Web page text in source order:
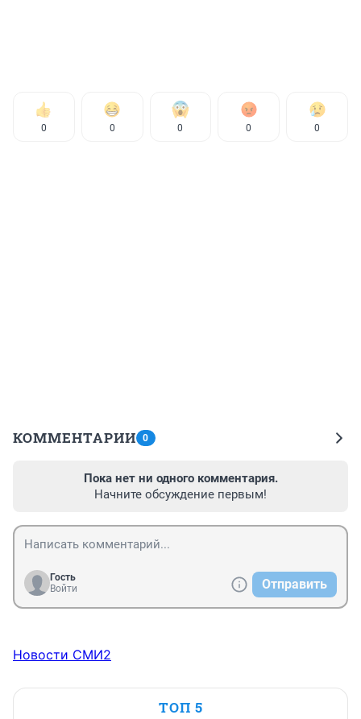
0 0 0 0 0
КОММЕНТАРИИ 0
Пока нет ни одного комментария.
Начните обсуждение первым!
Гость
Войти
Отправить
Новости СМИ2
ТОП 5